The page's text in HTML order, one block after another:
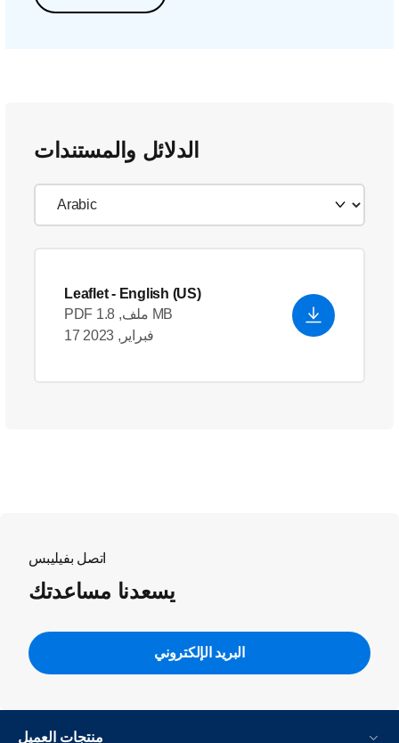
الدلائل والمستندات
Leaflet- English (US)
PDF ملف, 1.8 MB
17 فبراير, 2023
اتصل بفيليبس
يسعدنا مساعدتك
البريد الإلكتروني
منتجات العميل